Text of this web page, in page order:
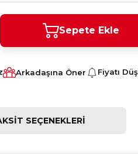
Sepete Ekle
Arkadaşına Öner Fiyatı
SEÇENEKLERI